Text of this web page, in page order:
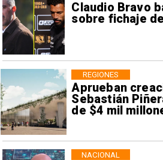
Claudio Bravo
sobre fichaje
Aprueban
Sebastián
de $4 mil
REGIONES
NACIONAL